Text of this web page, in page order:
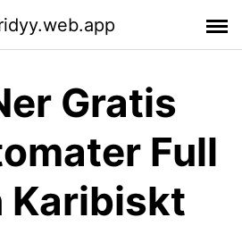
Gratis
Full
Karibiskt